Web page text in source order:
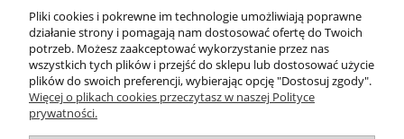
Moje konto
Pliki cookies i pokrewne im technologie umożliwiają poprawne
działanie strony i pomagają nam dostosować ofertę do Twoich
potrzeb. Możesz zaakceptować wykorzystanie przez nas
wszystkich tych plików i przejść do sklepu lub dostosować użycie
plików do swoich preferencji, wybierając opcję "Dostosuj zgody".
Więcej o plikach cookies przeczytasz w naszej Polityce
prywatności.